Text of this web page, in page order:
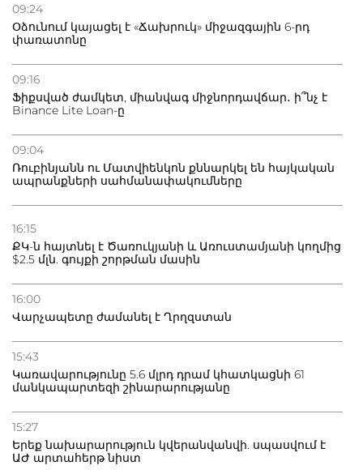
09:24
Օձունում կայացել է «Ճախրուկ» միջազգային 6-րդ
փառատոնը
09:16
Ֆիքսված ժամկետ, միանվագ միջնորդավճար․ ի՞նչ է
Binance Lite Loan-ը
09:04
Ռուբինյանն ու Մատվիենկոն քննարկել են հայկական
ապրանքների սահմանափակումները
16:15
ՔԿ-ն հայտնել է Ծառուկյանի և Առուստամյանի կողմից
$2.5 մլն. գույքի շորթման մասին
16:00
Վարչապետը ժամանել է Ղրղզստան
15:43
Կառավարությունը 5.6 մլրդ դրամ կհատկացնի 61
մանկապարտեզի շինարարությանը
15:27
Երեք նախարարություն կվերանվանվի. սպասվում է
ԱԺ արտահերթ նիստ